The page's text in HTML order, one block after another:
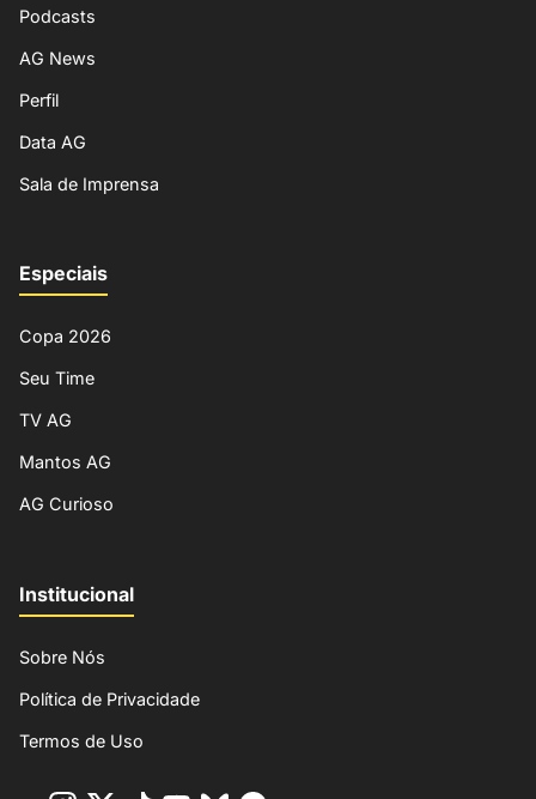
Podcasts
AG News
Perfil
Data AG
Sala de Imprensa
Especiais
Copa 2026
Seu Time
TV AG
Mantos AG
AG Curioso
Institucional
Sobre Nós
Política de Privacidade
Termos de Uso